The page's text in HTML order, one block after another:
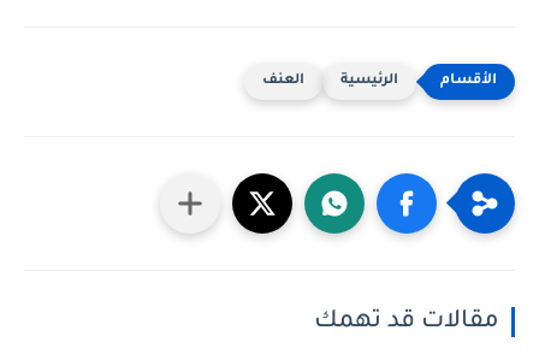
الرئيسية العنف
مقالات قد تهمك